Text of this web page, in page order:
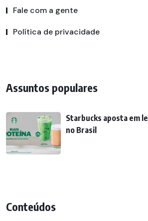
Fale com a gente
Política de privacidade
Assuntos populares
Starbucks aposta em
no Brasil
Conteúdos